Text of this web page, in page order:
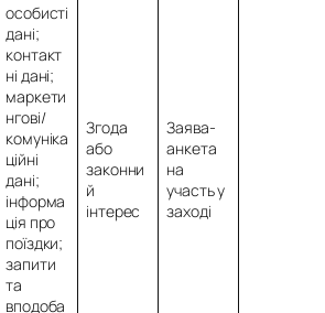
особисті
дані;
контакт
ні дані;
маркети
нгові/
комуніка
ційні
дані;
інформа
ція про
поїздки;
запити
та
вподоба
Згода
або
законни
й
інтерес
Заява-
анкета
на
участь у
заході